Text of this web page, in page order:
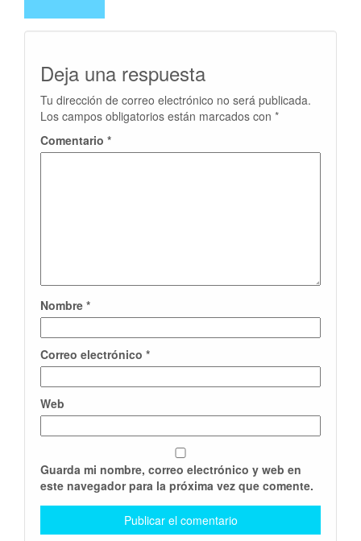
Deja una respuesta
Tu dirección de correo electrónico no será publicada.
Los campos obligatorios están marcados con *
Comentario *
Nombre *
Correo electrónico *
Web
Guarda mi nombre, correo electrónico y web en
este navegador para la próxima vez que comente.